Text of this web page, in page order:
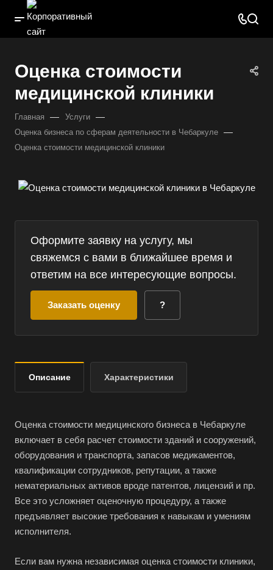
Оценка стоимости
медицинской клиники
Главная — Услуги —
Оценка бизнеса по сферам деятельности в Чебаркуле —
Оценка стоимости медицинской клиники
Оформите заявку на услугу, мы
свяжемся с вами в ближайшее время и
ответим на все интересующие вопросы.
Заказать оценку ?
Описание Характеристики
Оценка стоимости медицинского бизнеса в Чебаркуле
включает в себя расчет стоимости зданий и сооружений,
оборудования и транспорта, запасов медикаментов,
квалификации сотрудников, репутации, а также
нематериальных активов вроде патентов, лицензий и пр.
Все это усложняет оценочную процедуру, а также
предъявляет высокие требования к навыкам и умениям
исполнителя.
Если вам нужна независимая оценка стоимости клиники,